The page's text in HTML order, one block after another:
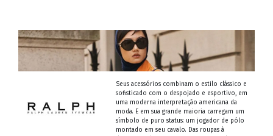
Seus acessórios combinam o estilo clássico e
sofisticado com o despojado e esportivo, em
uma moderna interpretação americana da
moda. E em sua grande maioria carregam um
símbolo de puro status: um jogador de pólo
montado em seu cavalo. Das roupas à